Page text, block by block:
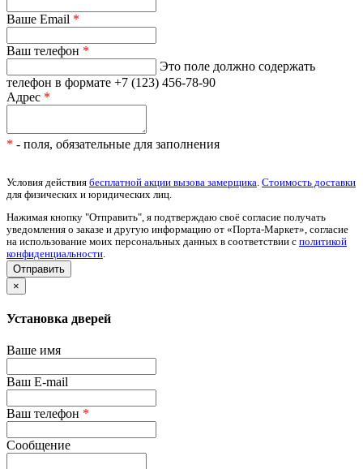
Ваше Email *
Ваш телефон *
Это поле должно содержать
телефон в формате +7 (123) 456-78-90
Адрес *
* - поля, обязательные для заполнения
Условия действия бесплатной акции вызова замерщика Стоимость доставки
для физических и юридических лиц.
Нажимая кнопку "Отправить", я подтверждаю своё согласие получать
уведомления о заказе и другую информацию от «Порта-Маркет», согласие
на использование моих персональных данных в соответствии с политикой
конфиденциальности
×
Установка дверей
Ваше имя
Ваш E-mail
Ваш телефон *
Сообщение